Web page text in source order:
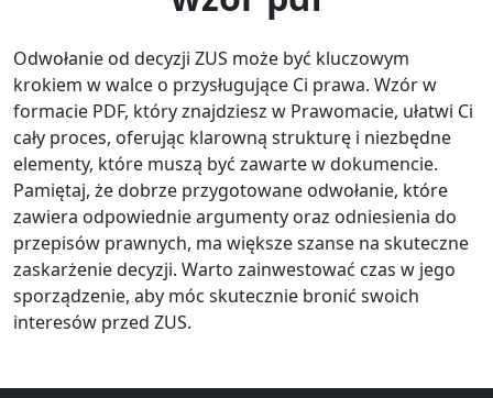
Odwołanie od decyzji ZUS może być kluczowym
krokiem w walce o przysługujące Ci prawa. Wzór w
formacie PDF, który znajdziesz w Prawomacie, ułatwi Ci
cały proces, oferując klarowną strukturę i niezbędne
elementy, które muszą być zawarte w dokumencie.
Pamiętaj, że dobrze przygotowane odwołanie, które
zawiera odpowiednie argumenty oraz odniesienia do
przepisów prawnych, ma większe szanse na skuteczne
zaskarżenie decyzji. Warto zainwestować czas w jego
sporządzenie, aby móc skutecznie bronić swoich
interesów przed ZUS.